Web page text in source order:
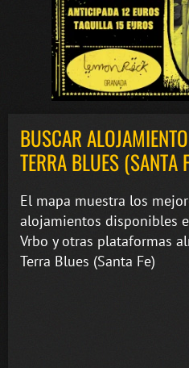
BUSCAR
TERRA BLUES (SANTA
El mapa muestra los
alojamientos disponibles
Vrbo y otras plataformas
Terra Blues (Santa Fe)